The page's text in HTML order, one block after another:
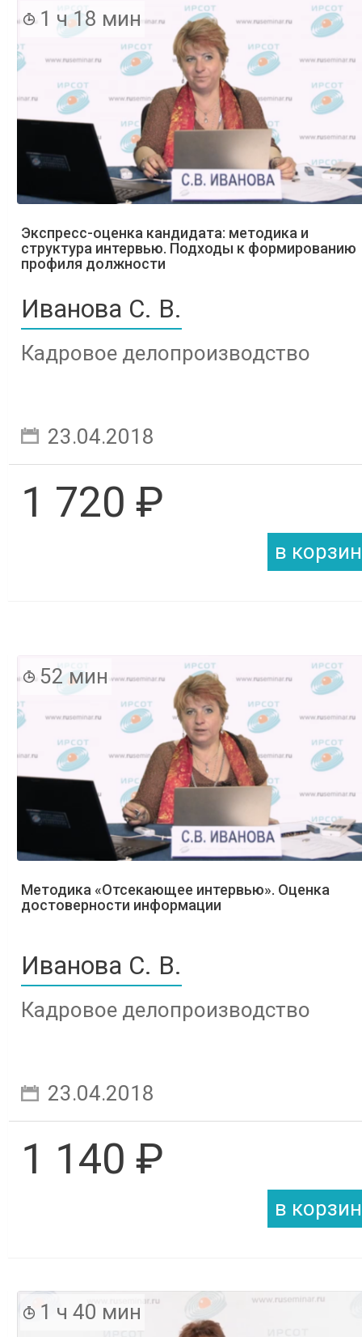
1 ч 18 мин
Экспресс-оценка кандидата: методика и
структура интервью. Подходы к формированию
профиля должности
Иванова С. В.
Кадровое делопроизводство
23.04.2018
1 720 ₽
52 мин
Методика «Отсекающее интервью». Оценка
достоверности информации
Иванова С. В.
Кадровое делопроизводство
23.04.2018
1 140 ₽
1 ч 40 мин